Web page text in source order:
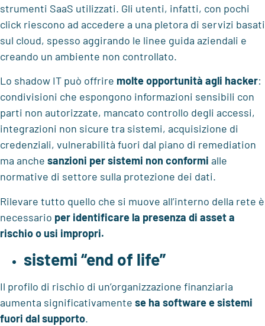
strumenti SaaS utilizzati. Gli utenti, infatti, con pochi
click riescono ad accedere a una pletora di servizi basati
sul cloud, spesso aggirando le linee guida aziendali e
creando un ambiente non controllato.
Lo shadow IT può offrire molte opportunità agli hacker:
condivisioni che espongono informazioni sensibili con
parti non autorizzate, mancato controllo degli accessi,
integrazioni non sicure tra sistemi, acquisizione di
credenziali, vulnerabilità fuori dal piano di remediation
ma anche sanzioni per sistemi non conformi alle
normative di settore sulla protezione dei dati.
Rilevare tutto quello che si muove all’interno della rete è
necessario per identificare la presenza di asset a
rischio o usi impropri.
sistemi “end of life”
Il profilo di rischio di un’organizzazione finanziaria
aumenta significativamente se ha software e sistemi
fuori dal supporto.